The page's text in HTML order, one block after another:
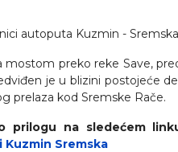
autoputa Kuzmin -
preko reke Save,
je u blizini postojeće
prelaza kod Sremske Rače.
prilogu na sledećem
Sremska